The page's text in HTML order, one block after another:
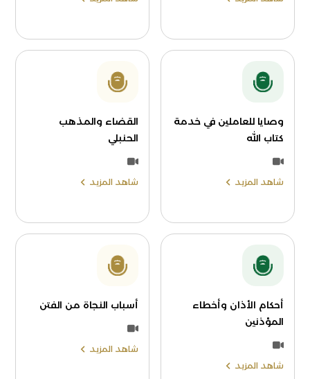
وصايا للعاملين في خدمة
كتاب الله
شاهد المزيد
القضاء والمذهب
الحنبلي
شاهد المزيد
أحكام الأذان وأخطاء
المؤذنين
شاهد المزيد
أسباب النجاة من الفتن
شاهد المزيد